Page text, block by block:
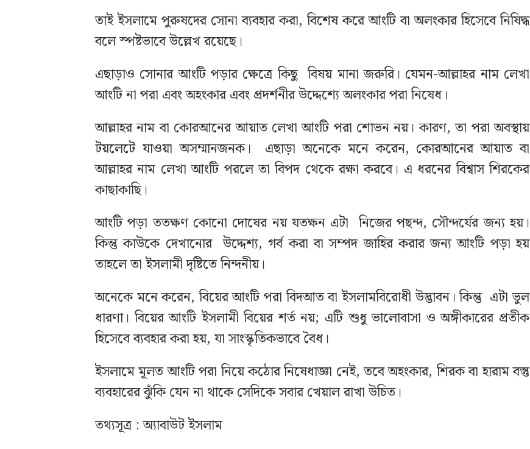
তাই ইসলামে পুরুষদের সোনা ব্যবহার করা, বিশেষ করে আংটি বা অলংকার হিসেবে নিষিদ্ধ
বলে স্পষ্টভাবে উল্লেখ রয়েছে।
এছাড়াও সোনার আংটি পড়ার ক্ষেত্রে কিছু বিষয় মানা জরুরি। যেমন-আল্লাহর নাম লেখা
আংটি না পরা এবং অহংকার এবং প্রদর্শনীর উদ্দেশ্যে অলংকার পরা নিষেধ।
আল্লাহর নাম বা কোরআনের আয়াত লেখা আংটি পরা শোভন নয়। কারণ, তা পরা অবস্থায়
টয়লেটে যাওয়া অসম্মানজনক। এছাড়া অনেকে মনে করেন, কোরআনের আয়াত বা
আল্লাহর নাম লেখা আংটি পরলে তা বিপদ থেকে রক্ষা করবে। এ ধরনের বিশ্বাস শিরকের
কাছাকাছি।
আংটি পড়া ততক্ষণ কোনো দোষের নয় যতক্ষন এটা নিজের পছন্দ, সৌন্দর্যের জন্য হয়।
কিন্তু কাউকে দেখানোর উদ্দেশ্য, গর্ব করা বা সম্পদ জাহির করার জন্য আংটি পড়া হয়
তাহলে তা ইসলামী দৃষ্টিতে নিন্দনীয়।
অনেকে মনে করেন, বিয়ের আংটি পরা বিদআত বা ইসলামবিরোধী উদ্ভাবন। কিন্তু এটা ভুল
ধারণা। বিয়ের আংটি ইসলামী বিয়ের শর্ত নয়; এটি শুধু ভালোবাসা ও অঙ্গীকারের প্রতীক
হিসেবে ব্যবহার করা হয়, যা সাংস্কৃতিকভাবে বৈধ।
ইসলামে মূলত আংটি পরা নিয়ে কঠোর নিষেধাজ্ঞা নেই, তবে অহংকার, শিরক বা হারাম বস্তু
ব্যবহারের ঝুঁকি যেন না থাকে সেদিকে সবার খেয়াল রাখা উচিত।
তথ্যসূত্র : অ্যাবাউট ইসলাম